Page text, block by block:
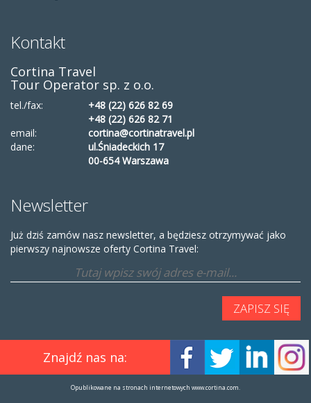
Kontakt
Cortina Travel
Tour Operator sp. z o.o.
tel./fax:
+48 (22) 626 82 69
+48 (22) 626 82 71
email:
cortina@cortinatravel.pl
dane:
ul.Śniadeckich 17
00-654 Warszawa
Newsletter
Już dziś zamów nasz newsletter, a będziesz otrzymywać jako
pierwszy najnowsze oferty Cortina Travel:
Znajdź nas na:
Opublikowane na stronach internetowych www.cortina.com.